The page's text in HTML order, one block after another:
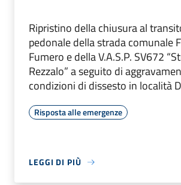
Ripristino della chiusura al
pedonale della strada comunale
Fumero e della V.A.S.P. SV672
Rezzalo” a seguito di
condizioni di dissesto in località
Risposta alle emergenze
LEGGI DI PIÙ